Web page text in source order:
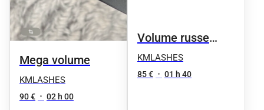
Mega volume
KMLASHES
90 € • 02 h 00
Volume russe
intense
KMLASHES
85 € • 01 h 40